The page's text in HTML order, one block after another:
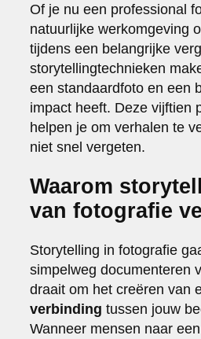
about
Of je nu een professional
natuurlijke werkomgeving
tijdens een belangrijke
storytellingtechnieken
een standaardfoto en een
impact heeft. Deze vijftien
helpen je om verhalen te
niet snel vergeten.
Waarom
van fotografie
Storytelling in fotografie
simpelweg documenteren
draait om het creëren van
verbinding tussen jouw
Wanneer mensen naar